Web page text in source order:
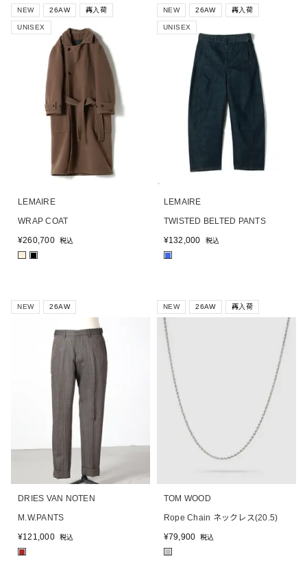
NEW 26AW 再入荷
UNISEX
LEMAIRE
WRAP COAT
¥260,700 税込
■ ■
NEW 26AW 再入荷
UNISEX
LEMAIRE
TWISTED BELTED PANTS
¥132,000 税込
■
NEW 26AW
DRIES VAN NOTEN
M.W.PANTS
¥121,000 税込
NEW 26AW 再入荷
TOM WOOD
Rope Chain ネックレス(20.5)
¥79,900 税込